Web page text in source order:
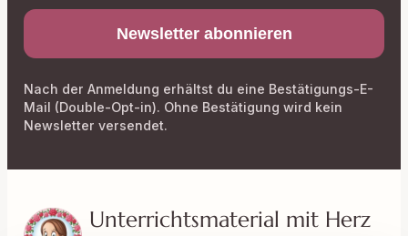
Nach der Anmeldung erhältst du eine Bestätigungs-E-
Mail (Double-Opt-in). Ohne Bestätigung wird kein
Newsletter versendet.
Unterrichtsmaterial mit Herz